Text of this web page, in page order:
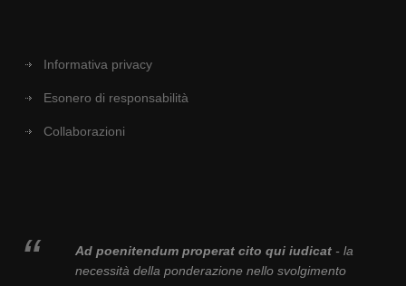
Informativa privacy
Esonero di responsabilità
Collaborazioni
Ad poenitendum properat cito qui iudicat- la
necessità della ponderazione nello svolgimento